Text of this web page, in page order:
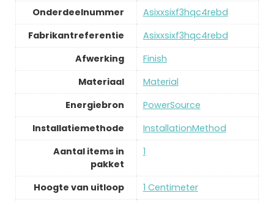
Onderdeelnummer
‎Asixxsixf3hqc4rebd
Fabrikantreferentie
‎Asixxsixf3hqc4rebd
Afwerking
‎Finish
Materiaal
‎Material
Energiebron
‎PowerSource
Installatiemethode
‎InstallationMethod
Aantal items in
pakket
‎1
Hoogte van uitloop
‎1 Centimeter